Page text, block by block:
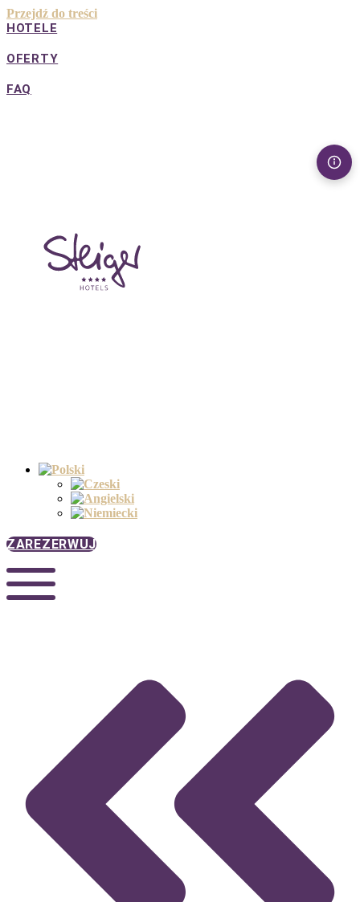
Przejdź do treści
HOTELE
OFERTY
FAQ
ZAREZERWUJ